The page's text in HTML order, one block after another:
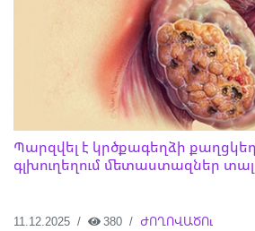
Պարզվել է կրծքագեղձի
գլխուղեղում մետաստազներ
11.12.2025 380 ԺՈՂՈՎԱԾՈւ